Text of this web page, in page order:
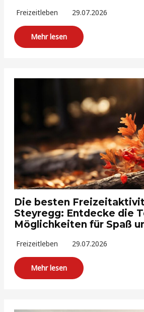
Freizeitleben 29.07.2026
Mehr lesen
Die besten
Steyregg: Entdecke die
Möglichkeiten für Spaß
Freizeitleben 29.07.2026
Mehr lesen